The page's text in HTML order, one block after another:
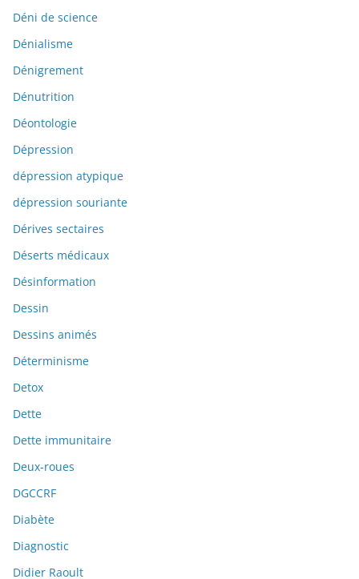
Déni de science
Dénialisme
Dénigrement
Dénutrition
Déontologie
Dépression
dépression atypique
dépression souriante
Dérives sectaires
Déserts médicaux
Désinformation
Dessin
Dessins animés
Déterminisme
Detox
Dette
Dette immunitaire
Deux-roues
DGCCRF
Diabète
Diagnostic
Didier Raoult